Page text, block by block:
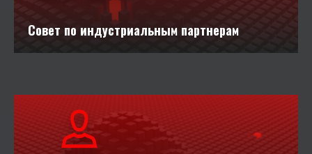
Совет по индустриальным партнерам